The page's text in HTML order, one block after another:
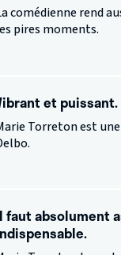
comédienne rend
pires moments.
et puissant.
Torreton est
faut absolument